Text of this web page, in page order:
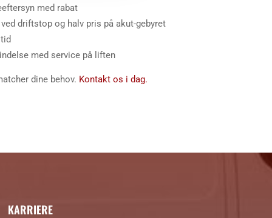
med rabat
driftstop og halv pris på akut-gebyret
med service på liften
dine behov. Kontakt os i dag.
KARRIERE